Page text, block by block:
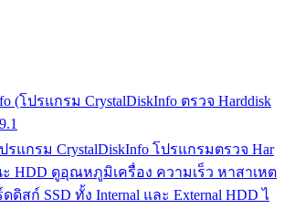
(โปรแกรม CrystalDiskInfo ตรวจ Harddisk
แกรม CrystalDiskInfo โปรแกรมตรวจ Har
ะ HDD ดูอุณหภูมิเครื่อง ความเร็ว หาสาเหต
ดิสก์ SSD ทั้ง Internal และ External HDD ไ